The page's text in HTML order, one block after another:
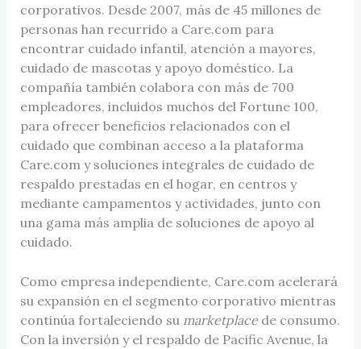
corporativos. Desde 2007, más de 45 millones de
personas han recurrido a Care.com para
encontrar cuidado infantil, atención a mayores,
cuidado de mascotas y apoyo doméstico. La
compañía también colabora con más de 700
empleadores, incluidos muchos del Fortune 100,
para ofrecer beneficios relacionados con el
cuidado que combinan acceso a la plataforma
Care.com y soluciones integrales de cuidado de
respaldo prestadas en el hogar, en centros y
mediante campamentos y actividades, junto con
una gama más amplia de soluciones de apoyo al
cuidado.
Como empresa independiente, Care.com acelerará
su expansión en el segmento corporativo mientras
continúa fortaleciendo su marketplacede consumo.
Con la inversión y el respaldo de Pacific Avenue, la